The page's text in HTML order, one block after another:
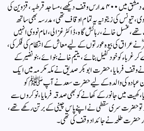
ابن رجب کہتے ہیں کہ میں نے دمشق میں ۴۰۰ مدارس وقف دیکھے، مساجد قرطبہ، قزوین کی
تیونس کی زیتونیہ یہ تمام اوقاف تھی، مدرسہ بھی ساتھ
غسل خانے،رہائش گاہ، ڈاکٹر غزالی، امام نووی انہیں
عراق کی بیوہ عورتوں کے لیے معاش کے انتظام کی فکر کی،
کو خود کفیل بنائے، یتیم خانے بنوائے ، بنونضیر کے
فرمایا، حضرت ابو بکر صدیق نے مکہ مکرمہ میں ایک
بن عبادہ کی والدہ کے لیے حضرت سعد نے آپ ﷺ کو
میں جانور کے کھانے کو بھی صدقہ فرمایا، نوکروں سے
تو حضرت سری سقطی نے اپنے پاس چینی کے برتن رکھے تھے،
حضرت طلحہ نے جائداد وقف کی تھی۔